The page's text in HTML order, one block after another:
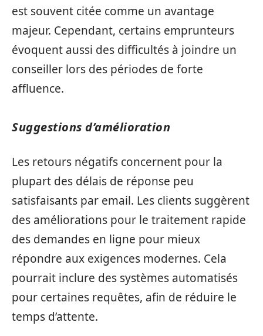
est souvent citée comme un avantage
majeur. Cependant, certains emprunteurs
évoquent aussi des difficultés à joindre un
conseiller lors des périodes de forte
affluence.
Suggestions d’amélioration
Les retours négatifs concernent pour la
plupart des délais de réponse peu
satisfaisants par email. Les clients suggèrent
des améliorations pour le traitement rapide
des demandes en ligne pour mieux
répondre aux exigences modernes. Cela
pourrait inclure des systèmes automatisés
pour certaines requêtes, afin de réduire le
temps d’attente.